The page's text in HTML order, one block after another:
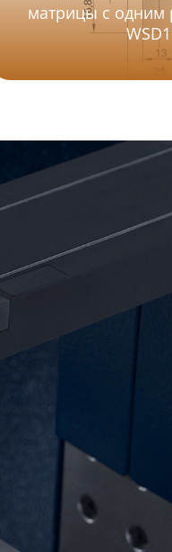
матрицы с одним